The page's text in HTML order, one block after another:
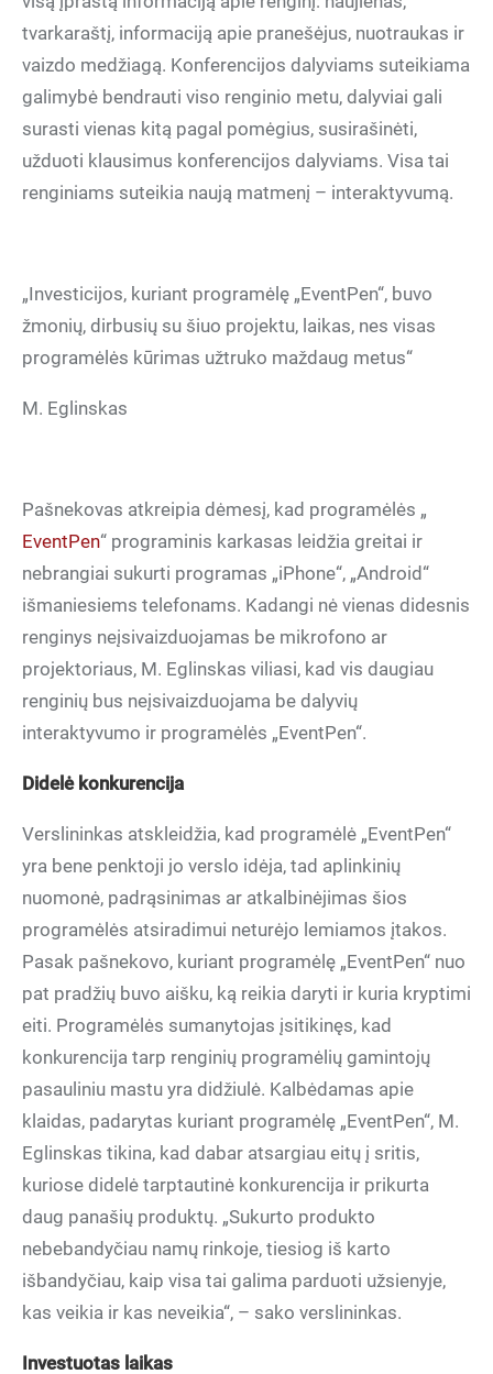
tvarkaraštį, informaciją apie pranešėjus, nuotraukas ir
vaizdo medžiagą. Konferencijos dalyviams suteikiama
galimybė bendrauti viso renginio metu, dalyviai gali
surasti vienas kitą pagal pomėgius, susirašinėti,
užduoti klausimus konferencijos dalyviams. Visa tai
renginiams suteikia naują matmenį – interaktyvumą.
„Investicijos, kuriant programėlę „EventPen“, buvo
žmonių, dirbusių su šiuo projektu, laikas, nes visas
programėlės kūrimas užtruko maždaug metus“
M. Eglinskas
Pašnekovas atkreipia dėmesį, kad programėlės „
EventPen“ programinis karkasas leidžia greitai ir
nebrangiai sukurti programas „iPhone“, „Android“
išmaniesiems telefonams. Kadangi nė vienas didesnis
renginys neįsivaizduojamas be mikrofono ar
projektoriaus, M. Eglinskas viliasi, kad vis daugiau
renginių bus neįsivaizduojama be dalyvių
interaktyvumo ir programėlės „EventPen“.
Didelė konkurencija
Verslininkas atskleidžia, kad programėlė „EventPen“
yra bene penktoji jo verslo idėja, tad aplinkinių
nuomonė, padrąsinimas ar atkalbinėjimas šios
programėlės atsiradimui neturėjo lemiamos įtakos.
Pasak pašnekovo, kuriant programėlę „EventPen“ nuo
pat pradžių buvo aišku, ką reikia daryti ir kuria kryptimi
eiti. Programėlės sumanytojas įsitikinęs, kad
konkurencija tarp renginių programėlių gamintojų
pasauliniu mastu yra didžiulė. Kalbėdamas apie
klaidas, padarytas kuriant programėlę „EventPen“, M.
Eglinskas tikina, kad dabar atsargiau eitų į sritis,
kuriose didelė tarptautinė konkurencija ir prikurta
daug panašių produktų. „Sukurto produkto
nebebandyčiau namų rinkoje, tiesiog iš karto
išbandyčiau, kaip visa tai galima parduoti užsienyje,
kas veikia ir kas neveikia“, – sako verslininkas.
Investuotas laikas